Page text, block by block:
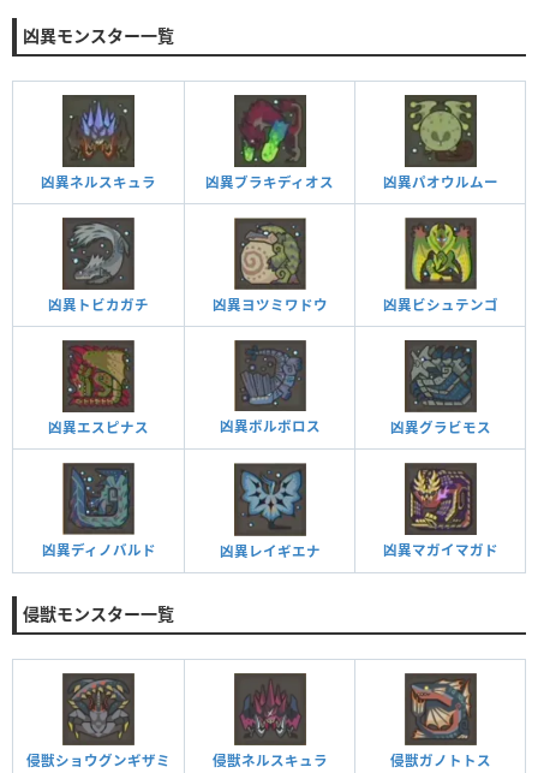
凶異モンスター一覧
凶異ネルスキュラ 凶異ブラキディオス 凶異パオウルムー
凶異トビカガチ 凶異ヨツミワドウ 凶異ビシュテンゴ
凶異エスピナス 凶異ボルボロス 凶異グラビモス
凶異ディノバルド 凶異レイギエナ 凶異マガイマガド
侵獣モンスター一覧
侵獣ショウグンギザミ 侵獣ネルスキュラ 侵獣ガノトトス